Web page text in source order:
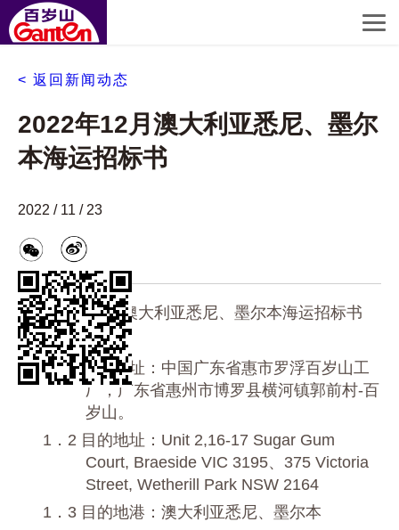
< 返回新闻动态
2022年12月澳大利亚悉尼、墨尔
本海运招标书
2022 / 11 / 23
2022年12月澳大利亚悉尼、墨尔本海运招标书
一、 招标线路
1．1 起运地址：中国广东省惠市罗浮百岁山工
厂，广东省惠州市博罗县横河镇郭前村-百
岁山。
1．2 目的地址：Unit 2,16-17 Sugar Gum
Court, Braeside VIC 3195、375 Victoria
Street, Wetherill Park NSW 2164
1．3 目的地港：澳大利亚悉尼、墨尔本